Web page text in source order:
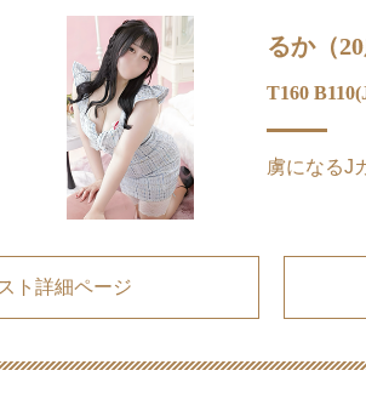
るか（20
T160
虜になるJ
ト詳細ページ